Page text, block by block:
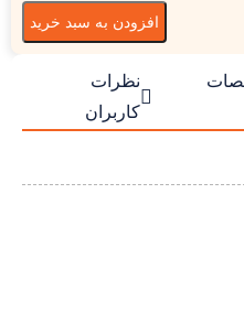
افزودن به سبد خرید

نظرات
کاربران